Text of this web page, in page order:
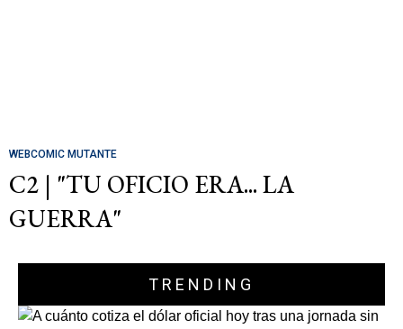
WEBCOMIC MUTANTE
C2 | "TU OFICIO ERA... LA
GUERRA"
TRENDING